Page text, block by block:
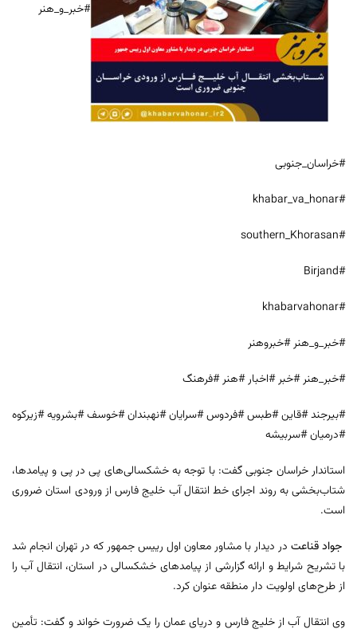
#خبر_و_هنر
#خراسان_جنوبی
#khabar_va_honar
#southern_Khorasan
#Birjand
#khabarvahonar
#خبر_و_هنر #خبروهنر
#خبر_هنر #خبر #اخبار #هنر #فرهنگ
#بیرجند #قاین #طبس #فردوس #سرایان #نهبندان #خوسف #بشرویه #زیرکوه
#درمیان #سربیشه
استاندار خراسان جنوبی گفت: با توجه به خشکسالی‌های پی در پی و پیامدها،
شتاب‌بخشی به روند اجرای خط انتقال آب خلیج فارس از ورودی استان ضروری
است.
جواد قناعت در دیدار با مشاور معاون اول رییس جمهور که در تهران انجام شد
با تشریح شرایط و ارائه گزارشی از پیامدهای خشکسالی در استان، انتقال آب را
از طرح‌های اولویت دار منطقه عنوان کرد.
وی انتقال آب از خلیج فارس و دریای عمان را یک ضرورت خواند و گفت: تأمین